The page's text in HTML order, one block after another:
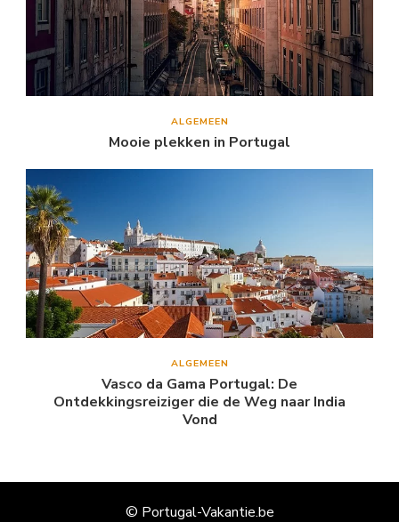
ALGEMEEN
Mooie plekken in Portugal
ALGEMEEN
Vasco da Gama Portugal: De
Ontdekkingsreiziger die de Weg naar India
Vond
© Portugal-Vakantie.be